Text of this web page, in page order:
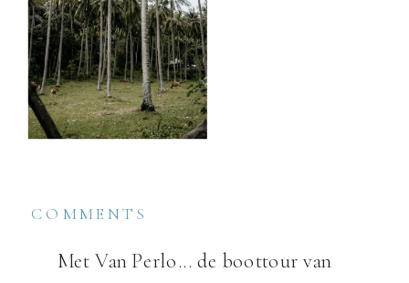
COMMENTS
Met Van Perlo... de boottour van